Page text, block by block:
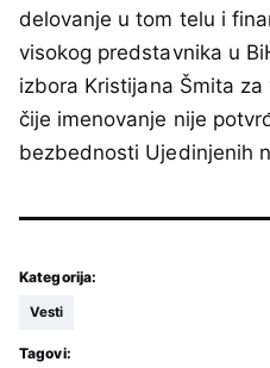
delovanje u tom telu i
visokog predstavnika u
izbora Kristijana Šmita
čije imenovanje nije
bezbednosti Ujedinjenih
Kategorija:
Vesti
Tagovi: